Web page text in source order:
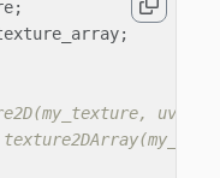
;
;
uv);